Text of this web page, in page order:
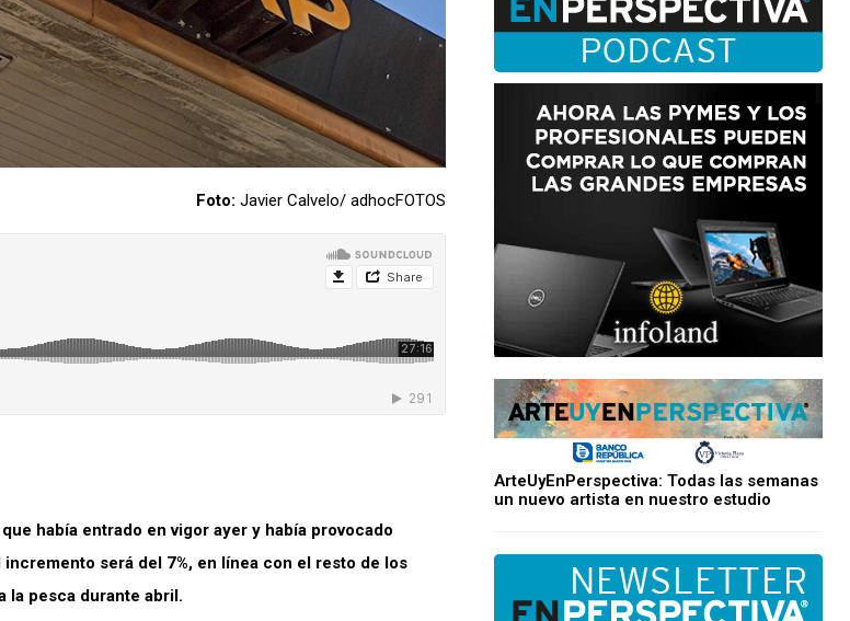
Foto: Javier Calvelo/ adhocFOTOS
había entrado en vigor ayer y había provocado
será del 7%, en línea con el resto de los
la pesca durante abril.
ArteUyEnPerspectiva: Todas las semanas
un nuevo artista en nuestro estudio